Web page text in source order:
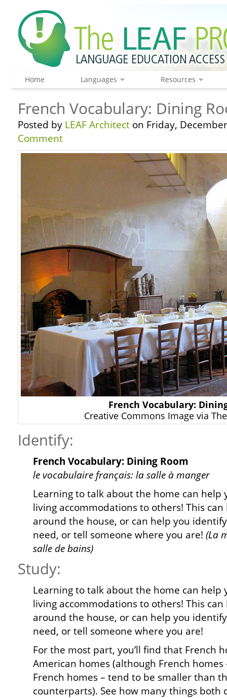
Home Languages Resources
French Vocabulary: Dining
Posted by LEAF Architect on Friday,
Comment
French Vocabulary:
Creative Commons Image via
Identify:
French Vocabulary: Dining Room
le vocabulaire français: la salle à manger
Learning to talk about the home can help
living accommodations to others! This
around the house, or can help you
need, or tell someone where you are! (La
salle de bains)
Study:
Learning to talk about the home can help
living accommodations to others! This
around the house, or can help you
need, or tell someone where you are!
For the most part, you’ll find that French
American homes (although French
French homes – tend to be smaller than
counterparts). See how many things both